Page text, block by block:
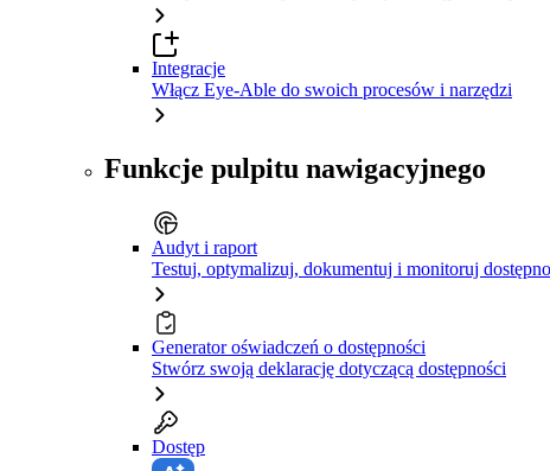
Integracje
Włącz Eye-Able do swoich procesów i narzędzi
Funkcje pulpitu nawigacyjnego
Audyt i raport
Testuj, optymalizuj, dokumentuj i monitoruj
Generator oświadczeń o dostępności
Stwórz swoją deklarację dotyczącą dostępności
Dostęp